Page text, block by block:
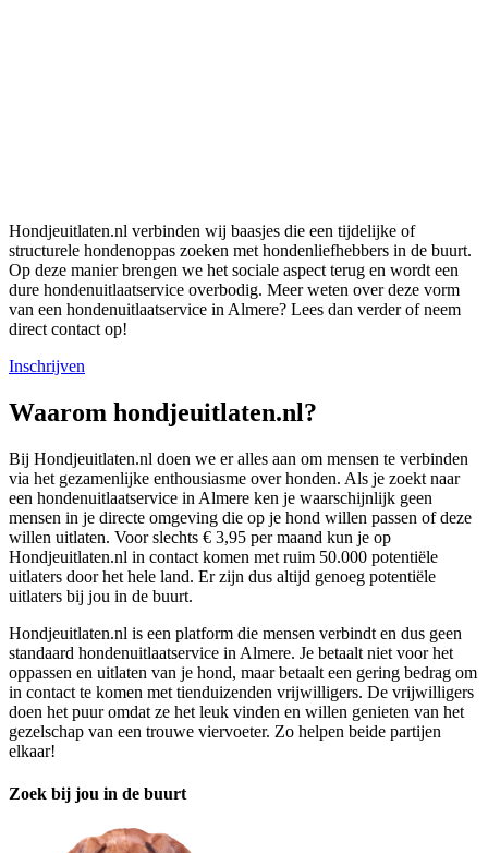
Hondjeuitlaten.nl verbinden wij baasjes die een tijdelijke of
structurele hondenoppas zoeken met hondenliefhebbers in de buurt.
Op deze manier brengen we het sociale aspect terug en wordt een
dure hondenuitlaatservice overbodig. Meer weten over deze vorm
van een hondenuitlaatservice in Almere? Lees dan verder of neem
direct contact op!
Inschrijven
Waarom hondjeuitlaten.nl?
Bij Hondjeuitlaten.nl doen we er alles aan om mensen te verbinden
via het gezamenlijke enthousiasme over honden. Als je zoekt naar
een hondenuitlaatservice in Almere ken je waarschijnlijk geen
mensen in je directe omgeving die op je hond willen passen of deze
willen uitlaten. Voor slechts € 3,95 per maand kun je op
Hondjeuitlaten.nl in contact komen met ruim 50.000 potentiële
uitlaters door het hele land. Er zijn dus altijd genoeg potentiële
uitlaters bij jou in de buurt.
Hondjeuitlaten.nl is een platform die mensen verbindt en dus geen
standaard hondenuitlaatservice in Almere. Je betaalt niet voor het
oppassen en uitlaten van je hond, maar betaalt een gering bedrag om
in contact te komen met tienduizenden vrijwilligers. De vrijwilligers
doen het puur omdat ze het leuk vinden en willen genieten van het
gezelschap van een trouwe viervoeter. Zo helpen beide partijen
elkaar!
Zoek bij jou in de buurt